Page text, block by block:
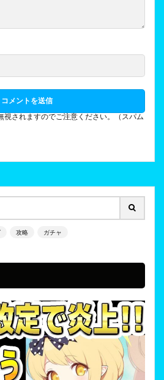
視されますのでご注意ください。（スパム
攻略 ガチャ